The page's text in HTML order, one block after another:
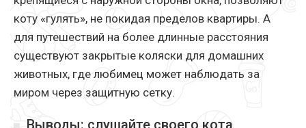
коту «гулять», не покидая пределов квартиры. А
для путешествий на более длинные расстояния
существуют закрытые коляски для домашних
животных, где любимец может наблюдать за
миром через защитную сетку.